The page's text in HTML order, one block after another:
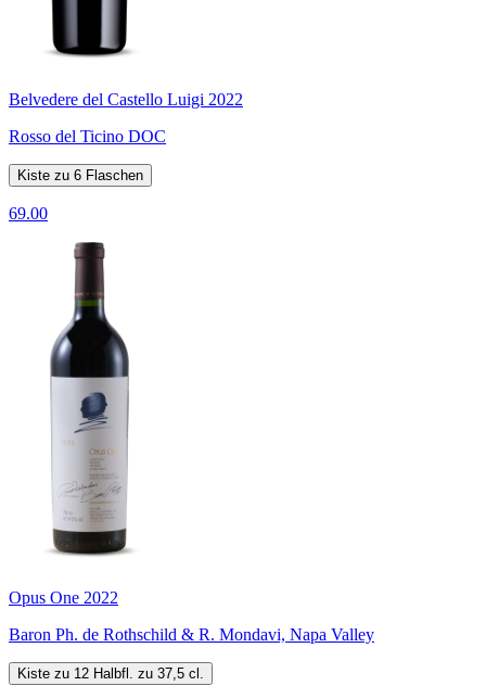
Belvedere del Castello Luigi 2022
Rosso del Ticino DOC
Kiste zu 6 Flaschen
69.00
Opus One 2022
Baron Ph. de Rothschild & R. Mondavi, Napa Valley
Kiste zu 12 Halbfl. zu 37,5 cl.